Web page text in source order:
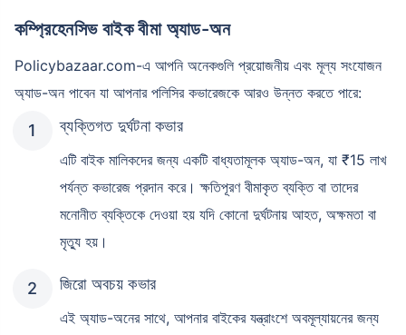
কম্প্রিহেনসিভ বাইক বীমা অ্যাড-অন
Policybazaar.com-এ আপনি অনেকগুলি প্রয়োজনীয় এবং মূল্য সংযোজন
অ্যাড-অন পাবেন যা আপনার পলিসির কভারেজকে আরও উন্নত করতে পারে:
ব্যক্তিগত দুর্ঘটনা কভার
এটি বাইক মালিকদের জন্য একটি বাধ্যতামূলক অ্যাড-অন, যা ₹15 লাখ
পর্যন্ত কভারেজ প্রদান করে। ক্ষতিপূরণ বীমাকৃত ব্যক্তি বা তাদের
মনোনীত ব্যক্তিকে দেওয়া হয় যদি কোনো দুর্ঘটনায় আহত, অক্ষমতা বা
মৃত্যু হয়।
জিরো অবচয় কভার
এই অ্যাড-অনের সাথে, আপনার বাইকের যন্ত্রাংশে অবমূল্যায়নের জন্য